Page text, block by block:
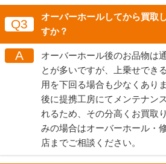
Q3
オーバーホールしてから買取
すか？
A
オーバーホール後のお品物は
とが多いですが、上乗せでき
用を下回る場合も少なくあり
後に提携工房にてメンテナン
れるため、その分高くお買取
みの場合はオーバーホール・
店までご相談ください。